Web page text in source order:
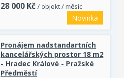
28 000 Kč / objekt / měsíc
Novinka
Pronájem nadstandartních
kancelářských prostor 18 m2
- Hradec Králové - Pražské
Předměstí